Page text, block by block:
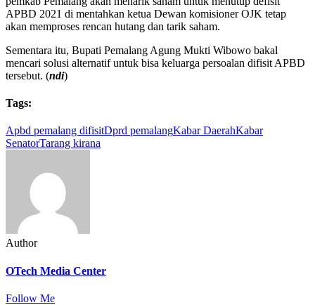
APBD 2021 di mentahkan ketua Dewan komisioner OJK tetap
akan memproses rencan hutang dan tarik saham.
Sementara itu, Bupati Pemalang Agung Mukti Wibowo bakal
mencari solusi alternatif untuk bisa keluarga persoalan difisit APBD
tersebut. (ndi)
Tags:
Apbd pemalang difisitDprd pemalangKabar DaerahKabar
SenatorTarang kirana
Author
OTech Media Center
Follow Me